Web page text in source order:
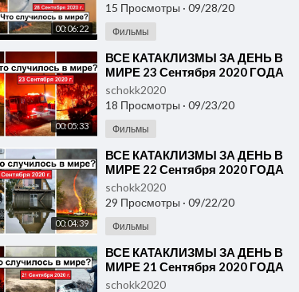
00:06:22
15 Просмотры · 09/28/20
Фильмы
00:05:33
⁣ВСЕ КАТАКЛИЗМЫ ЗА ДЕНЬ В
МИРЕ 23 Сентября 2020 ГОДА
#ДрожьЗемли #Катаклизмы
schokk2020
18 Просмотры · 09/23/20
Фильмы
00:04:39
⁣ВСЕ КАТАКЛИЗМЫ ЗА ДЕНЬ В
МИРЕ 22 Сентября 2020 ГОДА
#ДрожьЗемли #Катаклизмы
schokk2020
29 Просмотры · 09/22/20
Фильмы
⁣ВСЕ КАТАКЛИЗМЫ ЗА ДЕНЬ В
МИРЕ 21 Сентября 2020 ГОДА
#ДрожьЗемли #Катаклизмы
schokk2020